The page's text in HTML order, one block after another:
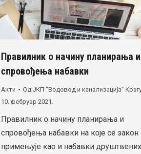
Правилник о начину планирања и
спровођења набавки
Акти Од ЈКП "Водовод и канализација"
10. фебруар 2021.
Правилник о начину планирања и
спровођења набавки на које се закон
примењује као и набавки